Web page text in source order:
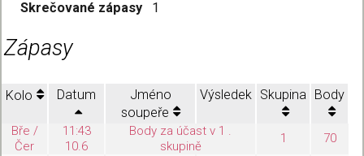
Skrečované zápasy
1
Zápasy
Kolo Datum
Jméno
soupeře
Výsledek Skupina Body
Bře /
Čer
11:43
10.6
Body za účast v 1 .
skupině
1
70